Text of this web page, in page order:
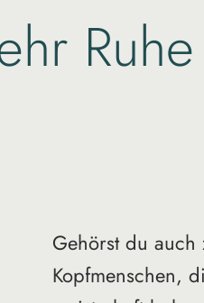
Gehörst du auch
Kopfmenschen,